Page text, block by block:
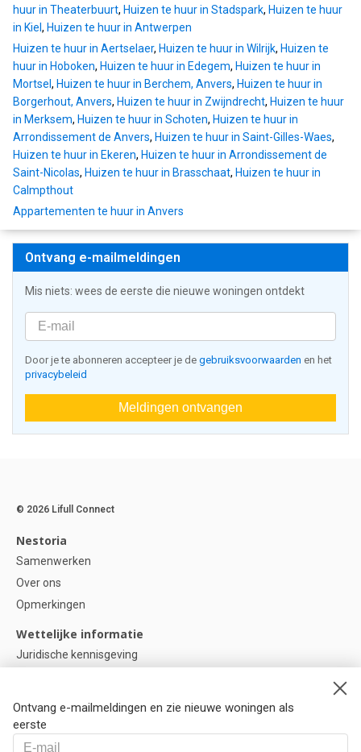
huur in Theaterbuurt, Huizen te huur in Stadspark, Huizen te huur
in Kiel , Huizen te huur in Antwerpen
Huizen te huur in Aertselaer, Huizen te huur in Wilrijk, Huizen te
huur in Hoboken, Huizen te huur in Edegem, Huizen te huur in
Mortsel , Huizen te huur in Berchem, Anvers, Huizen te huur in
Borgerhout, Anvers, Huizen te huur in Zwijndrecht, Huizen te huur
in Merksem, Huizen te huur in Schoten, Huizen te huur in
Arrondissement de Anvers, Huizen te huur in Saint-Gilles-Waes,
Huizen te huur in Ekeren, Huizen te huur in Arrondissement de
Saint-Nicolas, Huizen te huur in Brasschaat, Huizen te huur in
Calmpthout
Appartementen te huur in Anvers
Ontvang e-mailmeldingen
Mis niets: wees de eerste die nieuwe woningen ontdekt
Door je te abonneren accepteer je de gebruiksvoorwaarden en het
privacybeleid
Meldingen ontvangen
Ontvang e-mailmeldingen en zie nieuwe woningen als
eerste
© 2026 Lifull Connect
Nestoria
Samenwerken
Over ons
Opmerkingen
Wettelijke informatie
Juridische kennisgeving
Cookie instellingen